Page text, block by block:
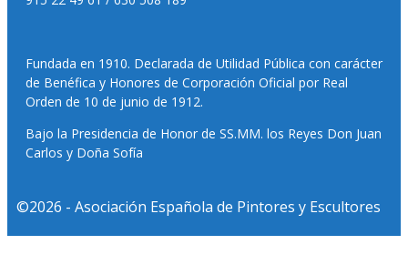
Fundada en 1910. Declarada de Utilidad Pública con carácter
de Benéfica y Honores de Corporación Oficial por Real
Orden de 10 de junio de 1912.
Bajo la Presidencia de Honor de SS.MM. los Reyes Don Juan
Carlos y Doña Sofía
©2026 - Asociación Española de Pintores y Escultores